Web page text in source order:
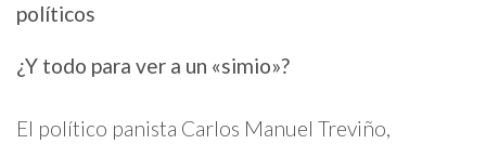
políticos
¿Y todo para ver a un «simio»?
El político panista Carlos Manuel Treviño,